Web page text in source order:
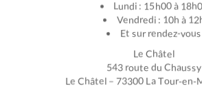
Lundi : 15h00 à
Vendredi : 10h à
Et sur rendez-vous
Le Châtel
543 route du Chaussy
Le Châtel – 73300 La Tour-en-